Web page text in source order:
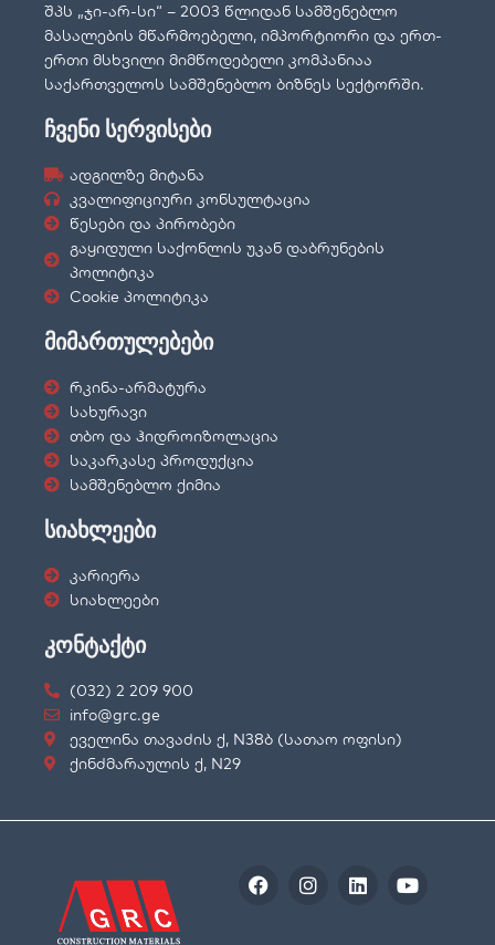
შპს „ჯი-არ-სი“ – 2003 წლიდან სამშენებლო
მასალების მწარმოებელი, იმპორტიორი და ერთ-
ერთი მსხვილი მიმწოდებელი კომპანიაა
საქართველოს სამშენებლო ბიზნეს სექტორში.
ჩვენი სერვისები
ადგილზე მიტანა
კვალიფიციური კონსულტაცია
წესები და პირობები
გაყიდული საქონლის უკან დაბრუნების
პოლიტიკა
Cookie პოლიტიკა
მიმართულებები
რკინა-არმატურა
სახურავი
თბო და ჰიდროიზოლაცია
საკარკასე პროდუქცია
სამშენებლო ქიმია
სიახლეები
კარიერა
სიახლეები
კონტაქტი
(032) 2 209 900
info@grc.ge
ეველინა თავაძის ქ, N38ბ (სათაო ოფისი)
ქინძმარაულის ქ, N29